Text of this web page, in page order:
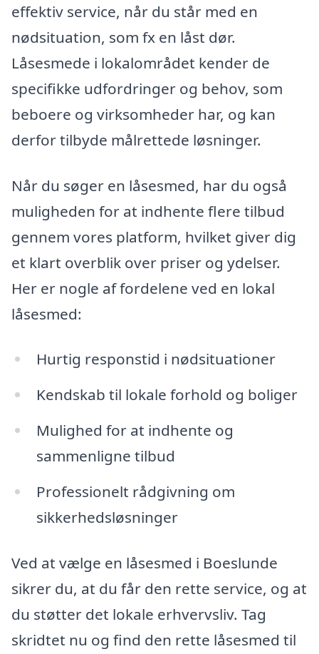
effektiv service, når du står med en
nødsituation, som fx en låst dør.
Låsesmede i lokalområdet kender de
specifikke udfordringer og behov, som
beboere og virksomheder har, og kan
derfor tilbyde målrettede løsninger.
Når du søger en låsesmed, har du også
muligheden for at indhente flere tilbud
gennem vores platform, hvilket giver dig
et klart overblik over priser og ydelser.
Her er nogle af fordelene ved en lokal
låsesmed:
Hurtig responstid i nødsituationer
Kendskab til lokale forhold og boliger
Mulighed for at indhente og
sammenligne tilbud
Professionelt rådgivning om
sikkerhedsløsninger
Ved at vælge en låsesmed i Boeslunde
sikrer du, at du får den rette service, og at
du støtter det lokale erhvervsliv. Tag
skridtet nu og find den rette låsesmed til